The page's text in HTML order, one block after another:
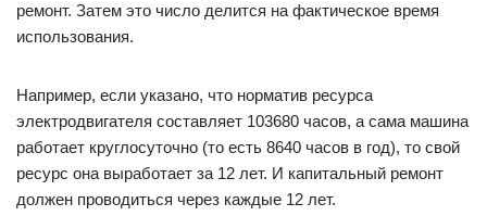
ремонт. Затем это число делится на фактическое время
использования.
Например, если указано, что норматив ресурса
электродвигателя составляет 103680 часов, а сама машина
работает круглосуточно (то есть 8640 часов в год), то свой
ресурс она выработает за 12 лет. И капитальный ремонт
должен проводиться через каждые 12 лет.